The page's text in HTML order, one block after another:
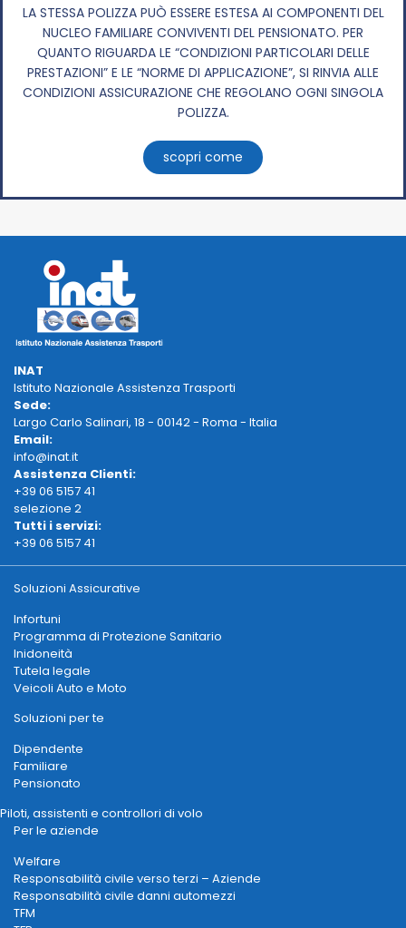
LA STESSA POLIZZA PUÒ ESSERE ESTESA AI COMPONENTI DEL
NUCLEO FAMILIARE CONVIVENTI DEL PENSIONATO. PER
QUANTO RIGUARDA LE “CONDIZIONI PARTICOLARI DELLE
PRESTAZIONI” E LE “NORME DI APPLICAZIONE”, SI RINVIA ALLE
CONDIZIONI ASSICURAZIONE CHE REGOLANO OGNI SINGOLA
POLIZZA.
scopri come
INAT
Istituto Nazionale Assistenza Trasporti
Sede:
Largo Carlo Salinari, 18 - 00142 - Roma - Italia
Email:
info@inat.it
Assistenza Clienti:
+39 06 5157 41
selezione 2
Tutti i servizi:
+39 06 5157 41
Soluzioni Assicurative
Infortuni
Programma di Protezione Sanitario
Inidoneità
Tutela legale
Veicoli Auto e Moto
Soluzioni per te
Dipendente
Familiare
Pensionato
Piloti, assistenti e controllori di volo
Per le aziende
Welfare
Responsabilità civile verso terzi – Aziende
Responsabilità civile danni automezzi
TFM